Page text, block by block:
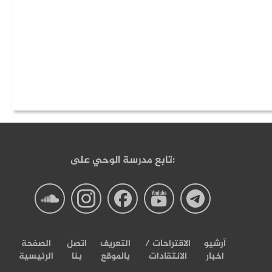
تابع مدرسة الوحي على:
صفحة
مدرسة
صفحة
مدرسة
صفحة
مدرسة
صفحة
مدرسة
صفحة
مدرسة
الصفحة
الرئيسية
اتصل
بنا
التعریف
بالموقع
الاقتراحات /
الانتقادات
آرشیو
اخبار